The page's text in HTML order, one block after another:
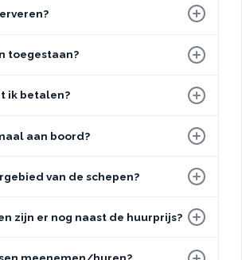
toegestaan?
ik betalen?
aan boord?
van de schepen?
zijn er nog naast de huurprijs?